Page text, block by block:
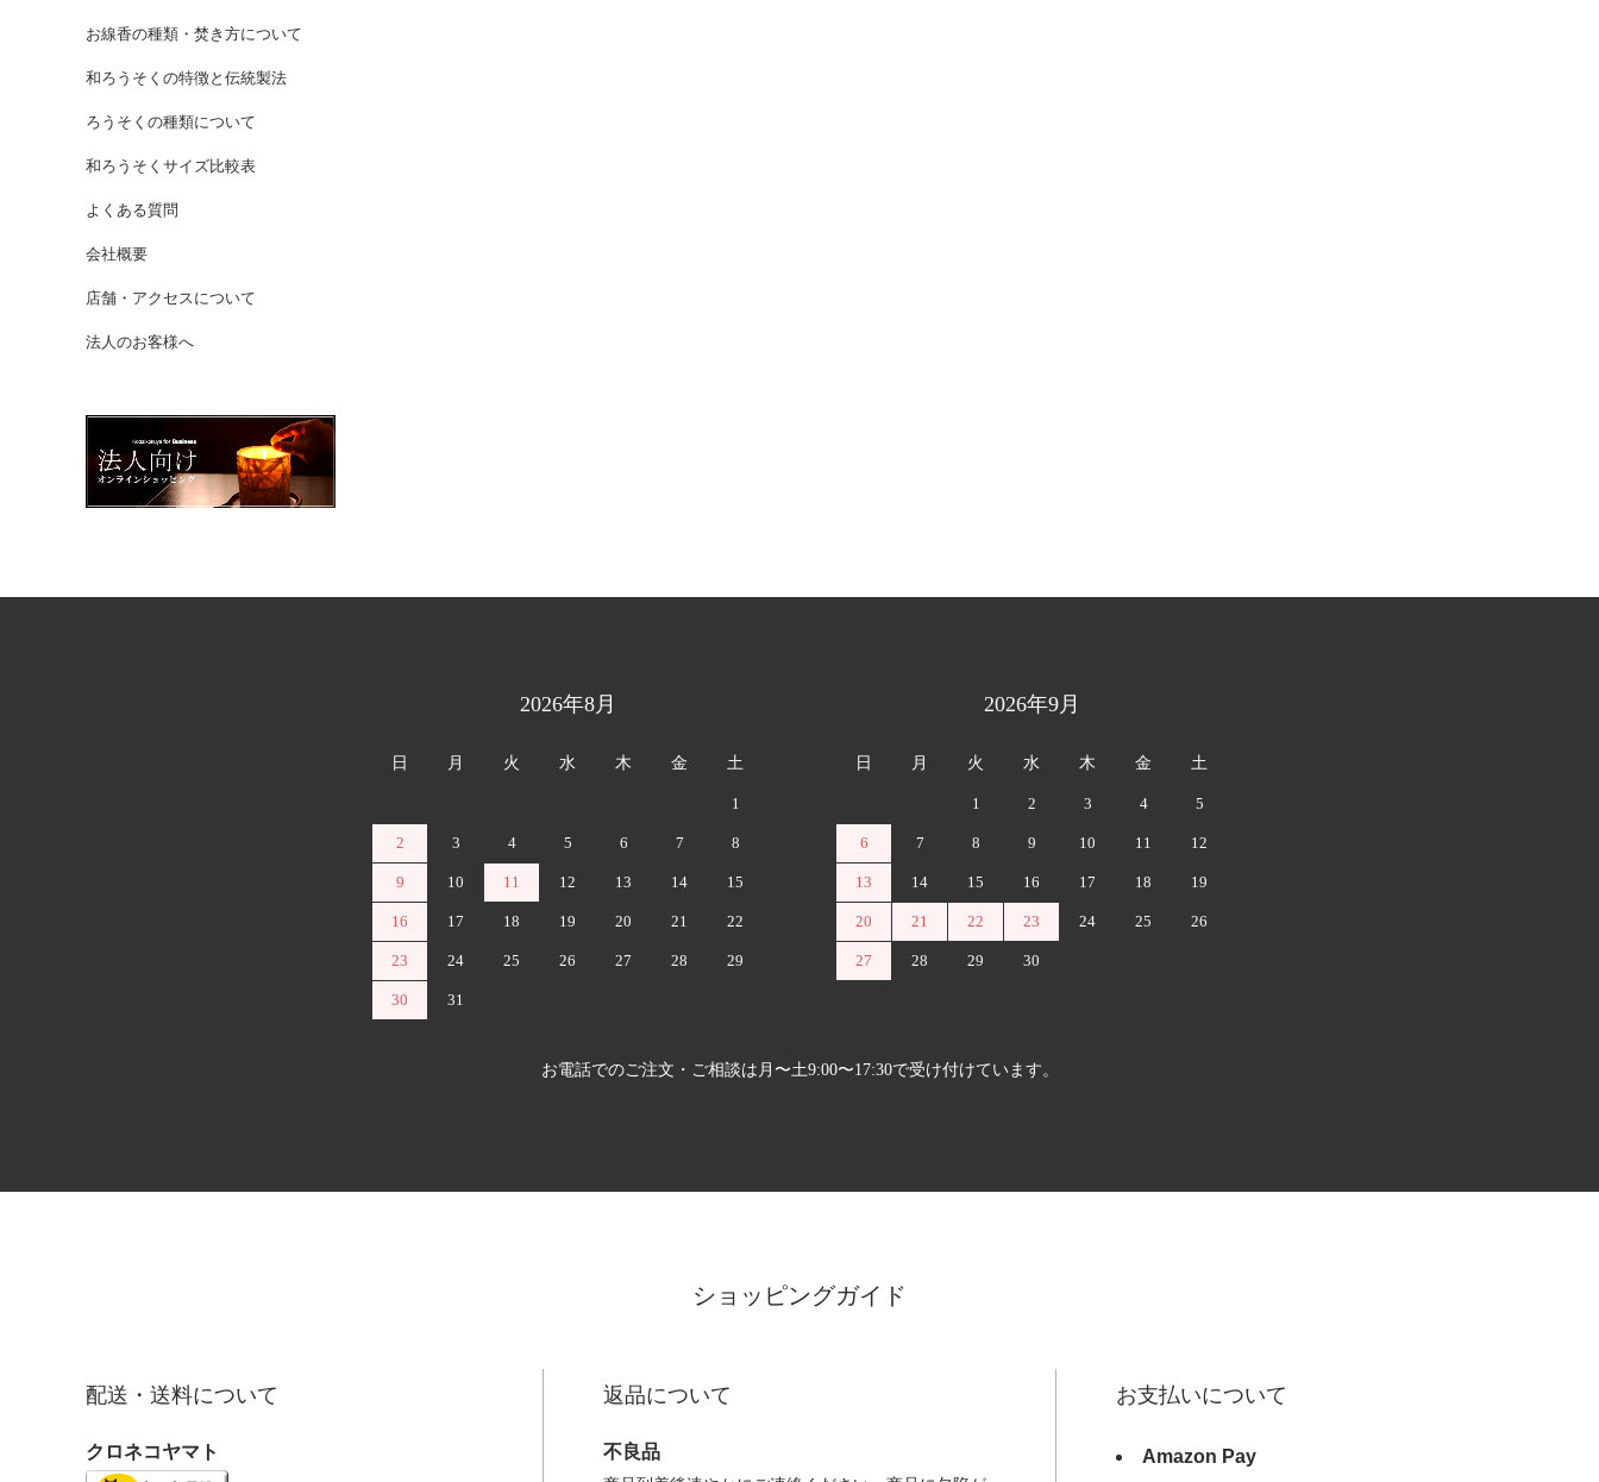
お線香の種類・焚き方について
和ろうそくの特徴と伝統製法
ろうそくの種類について
和ろうそくサイズ比較表
よくある質問
会社概要
店舗・アクセスについて
法人のお客様へ
2026年8月
日 月 火 水 木 金 土
1
2 3 4 5 6 7 8
9 10 11 12 13 14 15
16 17 18 19 20 21 22
23 24 25 26 27 28 29
30 31
2026年9月
日 月 火 水 木 金 土
1 2 3 4 5
6 7 8 9 10 11 12
13 14 15 16 17 18 19
20 21 22 23 24 25 26
27 28 29 30
お電話でのご注文・ご相談は月〜土9:00〜17:30で受け付けています。
ショッピングガイド
配送・送料について
クロネコヤマト
返品について
不良品
お支払いについて
Amazon Pay